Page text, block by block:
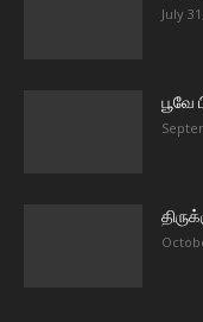
July